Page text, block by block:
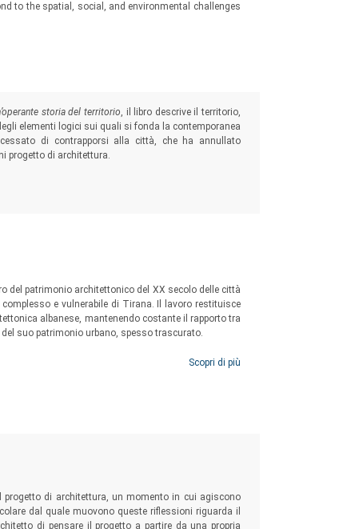
to the spatial, social, and environmental challenges
storia del territorio, il libro descrive il territorio,
elementi logici sui quali si fonda la contemporanea
di contrapporsi alla città, che ha annullato
progetto di architettura.
del patrimonio architettonico del XX secolo delle città
e vulnerabile di Tirana. Il lavoro restituisce
albanese, mantenendo costante il rapporto tra
suo patrimonio urbano, spesso trascurato.
Scopri di più
progetto di architettura, un momento in cui agiscono
dal quale muovono queste riflessioni riguarda il
di pensare il progetto a partire da una propria